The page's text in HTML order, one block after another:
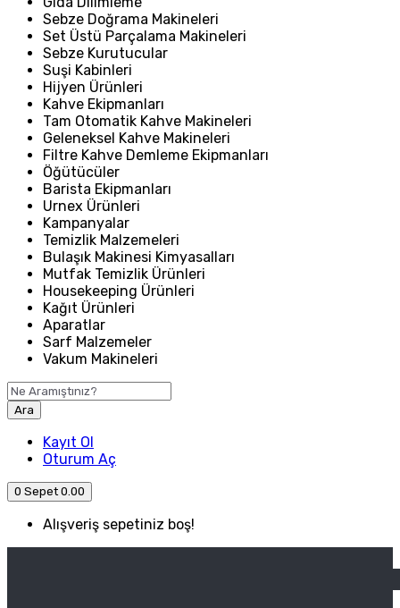
Sebze Doğrama Makineleri
Set Üstü Parçalama Makineleri
Sebze Kurutucular
Suşi Kabinleri
Hijyen Ürünleri
Kahve Ekipmanları
Tam Otomatik Kahve Makineleri
Geleneksel Kahve Makineleri
Filtre Kahve Demleme Ekipmanları
Öğütücüler
Barista Ekipmanları
Urnex Ürünleri
Kampanyalar
Temizlik Malzemeleri
Bulaşık Makinesi Kimyasalları
Mutfak Temizlik Ürünleri
Housekeeping Ürünleri
Kağıt Ürünleri
Aparatlar
Sarf Malzemeler
Vakum Makineleri
Ara
Kayıt Ol
Oturum Aç
0 Sepet 0.00
Alışveriş sepetiniz boş!